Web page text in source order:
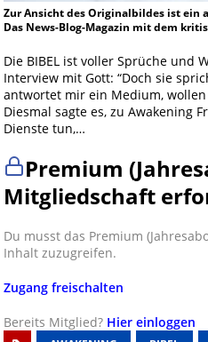
Zur Ansicht des Originalbildes ist ein
Das News-Blog-Magazin mit dem
Die BIBEL ist voller Sprüche und
Interview mit Gott: “Doch sie
antwortet mir ein Medium,
Diesmal sagte es, zu Awakening
Dienste tun,…
Premium
Mitgliedschaft
Du musst das Premium
Inhalt zuzugreifen.
Zugang freischalten
Bereits Mitglied? Hier einloggen